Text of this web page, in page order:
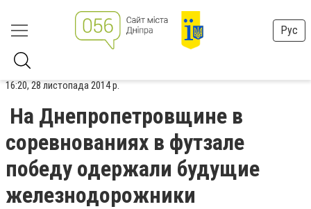
Рус
16:20, 28 листопада 2014 р.
На Днепропетровщине в
соревнованиях в футзале
победу одержали будущие
железнодорожники